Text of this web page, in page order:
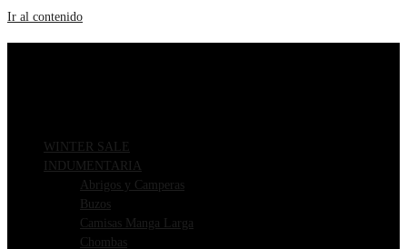
Ir al contenido
WINTER SALE
INDUMENTARIA
Abrigos y Camperas
Buzos
Camisas Manga Larga
Chombas